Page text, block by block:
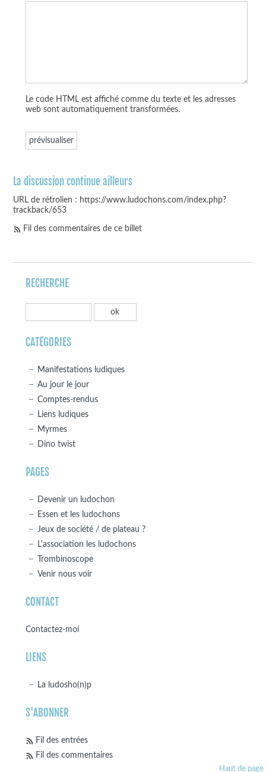
Le code HTML est affiché comme du texte et les adresses
web sont automatiquement transformées.
La discussion continue ailleurs
URL de rétrolien : https://www.ludochons.com/index.php?
trackback/653
Fil des commentaires de ce billet
RECHERCHE
CATÉGORIES
Manifestations ludiques
Au jour le jour
Comptes-rendus
Liens ludiques
Myrmes
Dino twist
PAGES
Devenir un ludochon
Essen et les ludochons
Jeux de société / de plateau ?
L'association les ludochons
Trombinoscope
Venir nous voir
CONTACT
Contactez-moi
LIENS
La ludosho(n)p
S'ABONNER
Fil des entrées
Fil des commentaires
Haut de page